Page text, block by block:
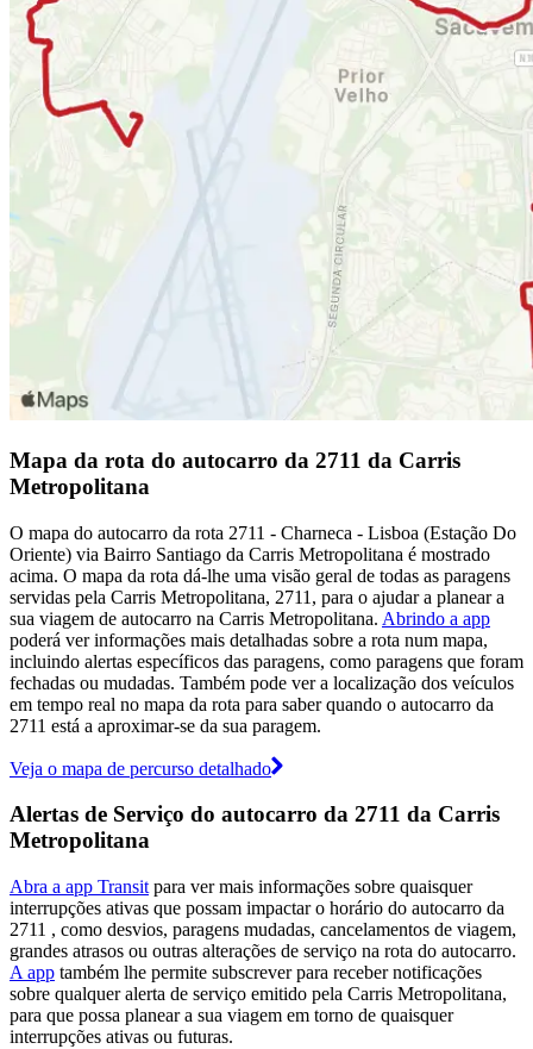
Mapa da rota do autocarro da 2711 da Carris
Metropolitana
O mapa do autocarro da rota 2711 - Charneca - Lisboa (Estação Do
Oriente) via Bairro Santiago da Carris Metropolitana é mostrado
acima. O mapa da rota dá-lhe uma visão geral de todas as paragens
servidas pela Carris Metropolitana, 2711, para o ajudar a planear a
sua viagem de autocarro na Carris Metropolitana. Abrindo a app
poderá ver informações mais detalhadas sobre a rota num mapa,
incluindo alertas específicos das paragens, como paragens que foram
fechadas ou mudadas. Também pode ver a localização dos veículos
em tempo real no mapa da rota para saber quando o autocarro da
2711 está a aproximar-se da sua paragem.
Veja o mapa de percurso detalhado
Alertas de Serviço do autocarro da 2711 da Carris
Metropolitana
Abra a app Transit para ver mais informações sobre quaisquer
interrupções ativas que possam impactar o horário do autocarro da
2711 , como desvios, paragens mudadas, cancelamentos de viagem,
grandes atrasos ou outras alterações de serviço na rota do autocarro.
A app também lhe permite subscrever para receber notificações
sobre qualquer alerta de serviço emitido pela Carris Metropolitana,
para que possa planear a sua viagem em torno de quaisquer
interrupções ativas ou futuras.